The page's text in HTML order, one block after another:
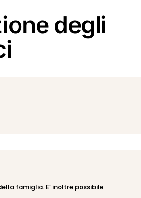
degli
famiglia. E’ inoltre possibile